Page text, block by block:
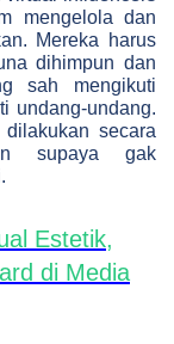
mengelola dan
Mereka harus
dihimpun dan
sah mengikuti
undang-undang.
secara
supaya gak
Estetik,
di Media